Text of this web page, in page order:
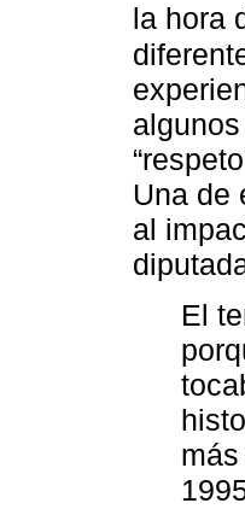
la hora
Una de
al
El